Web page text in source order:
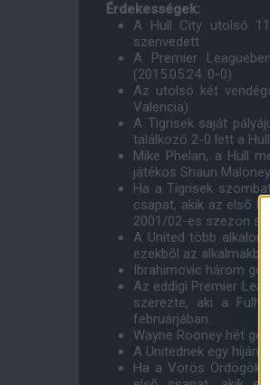
Érdekességek:
A Hull City utolsó
szenvedett.
A Premier
(2015.05.24. 0-0)
Az utolsó két
Valencia)
A Tigrisek saját
találkozó 2-0 lett a
Mike Phelan, a Hull
játékos Shaun
Ha a Tigrisek
csapat, akik az elsõ
2001/02-es szezon
A United több
ezekbõl az
Ibrahimovic három
Az eddigi Premier
szerezte, aki a
februárjában.
Wayne Rooney hét
A Unitednek egy híján
Ha a Vörös Ördögök